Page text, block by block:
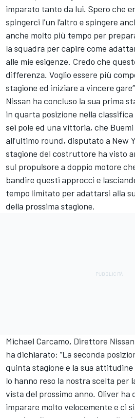
imparato tanto da lui. Spero che
spingerci l’un l’altro e spingere
anche molto più tempo per
la squadra per capire come
alle mie esigenze. Credo che
differenza. Voglio essere più
stagione ed iniziare a vincere
Nissan ha concluso la sua prima
in quarta posizione nella
sei pole ed una vittoria, che
all’ultimo round, disputato a New
stagione del costruttore ha visto
sul propulsore a doppio motore
bandire questi approcci e
tempo limitato per adattarsi alla
della prossima stagione.
Michael Carcamo, Direttore
ha dichiarato: “La seconda
quinta stagione e la sua attitudine
lo hanno reso la nostra scelta per
vista del prossimo anno. Oliver ha
imparare molto velocemente e ci